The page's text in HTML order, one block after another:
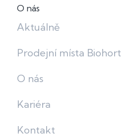
O nás
Aktuálně
Prodejní místa Biohort
O nás
Kariéra
Kontakt